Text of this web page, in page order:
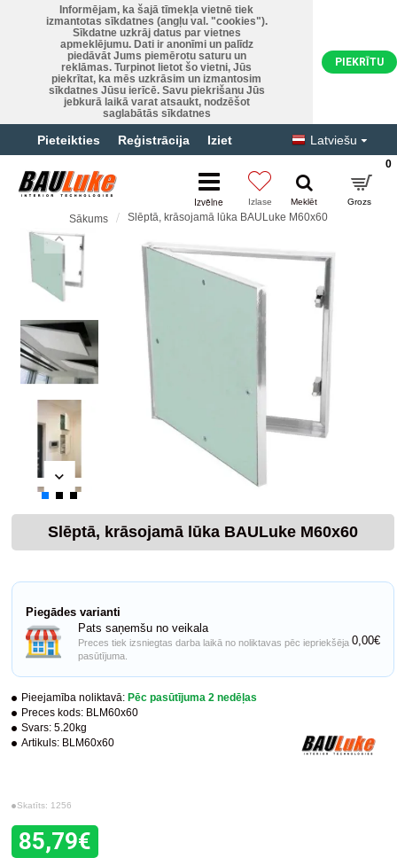
Informējam, ka šajā tīmekļa vietnē tiek
izmantotas sīkdatnes (angļu val. "cookies").
Sīkdatne uzkrāj datus par vietnes
apmeklējumu. Dati ir anonīmi un palīdz
piedāvāt Jums piemērotu saturu un
reklāmas. Turpinot lietot šo vietni, Jūs
piekrītat, ka mēs uzkrāsim un izmantosim
sīkdatnes Jūsu ierīcē. Savu piekrišanu Jūs
jebkurā laikā varat atsaukt, nodzēšot
saglabātās sīkdatnes
PIEKRĪTU
Pieteikties Reģistrācija Iziet Latviešu
0
Sākums Slēptā, krāsojamā lūka BAULuke M60x60
Slēptā, krāsojamā lūka BAULuke M60x60
Pieejamība noliktavā: Pēc pasūtījuma 2 nedēļas
Preces kods: BLM60x60
Svars: 5.20kg
Artikuls: BLM60x60
Skatīts: 1256
85,79€
Piegādes varianti
Pats saņemšu no veikala
Preces tiek izsniegtas darba laikā no noliktavas pēc iepriekšēja
pasūtījuma.
0,00€